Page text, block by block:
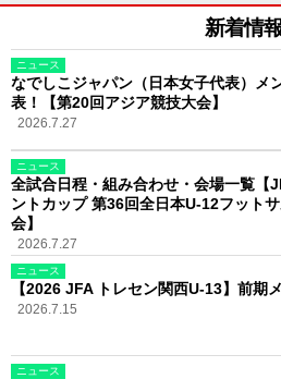
新着情
ニュース
なでしこジャパン（日本女子代表）メ
表！【第20回アジア競技大会】
2026.7.27
ニュース
全試合日程・組み合わせ・会場一覧【
ントカップ 第36回全日本U-12フット
会】
2026.7.27
ニュース
【2026 JFA トレセン関西U-13】前期
2026.7.15
ニュース